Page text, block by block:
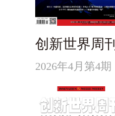
创新世界周刊
2026年4月第4期